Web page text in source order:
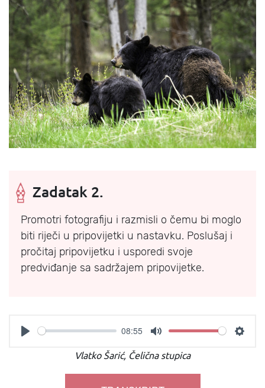
Zadatak 2.
Promotri fotografiju i razmisli o čemu bi moglo
biti riječi u pripovijetki u nastavku. Poslušaj i
pročitaj pripovijetku i usporedi svoje
predviđanje sa sadržajem pripovijetke.
08:55
Vlatko Šarić, Čelična stupica